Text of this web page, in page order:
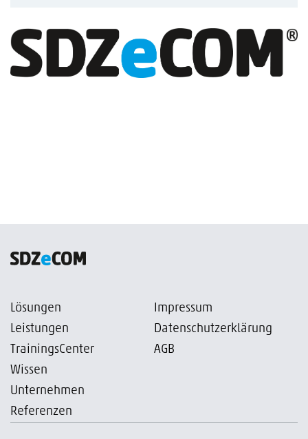
Lösungen
Leistungen
TrainingsCenter
Wissen
Unternehmen
Referenzen
Impressum
Datenschutzerklärung
AGB